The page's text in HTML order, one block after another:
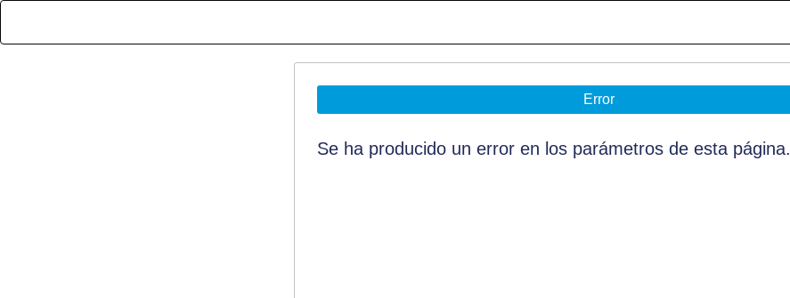
Error
Se ha producido un error en los parámetros de esta página.